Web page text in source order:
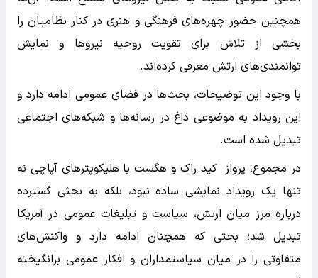
همچنین حضور چهره‌های فرهنگی و هنری در کنار نظامیان را
بخشی از تلاش برای تقویت روحیه نیروها و نمایش
توانمندی‌های ارتش معرفی کرده‌اند.
با وجود این توضیحات، بحث‌ها در فضای عمومی ادامه دارد و
این رویداد به موضوعی داغ در رسانه‌ها و شبکه‌های اجتماعی
تبدیل شده است.
در مجموع، پرواز کید راک و هگست با هلیکوپترهای آپاچی نه
تنها یک رویداد نمایشی ساده نبود، بلکه به بحثی گسترده
درباره مرز میان ارتش، سیاست و تبلیغات عمومی در آمریکا
تبدیل شد؛ بحثی که همچنان ادامه دارد و واکنش‌های
متفاوتی را در میان سیاستمداران و افکار عمومی برانگیخته